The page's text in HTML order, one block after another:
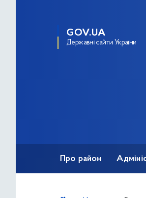
GOV.UA
Державні сайти України
Про район